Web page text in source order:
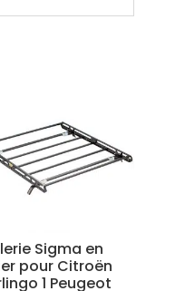
Sigma en
pour Citroën
1 Peugeot